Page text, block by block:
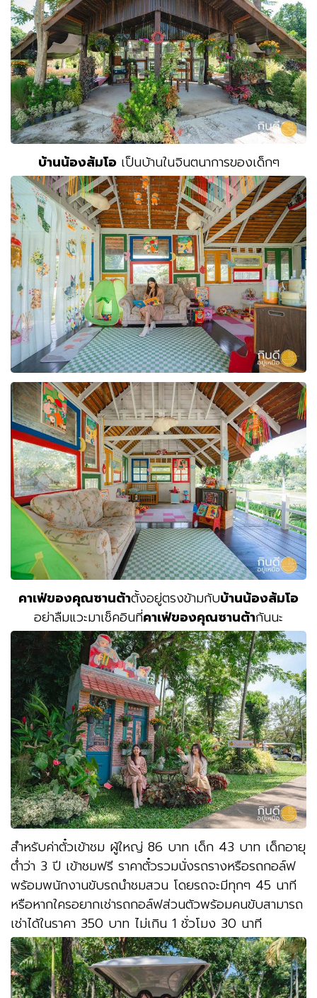
บ้านน้องส้มโอ เป็นบ้านในจินตนาการของเด็กๆ
คาเฟ่ของคุณซานต้าตั้งอยู่ตรงข้ามกับบ้านน้องส้มโอ
อย่าลืมแวะมาเช็คอินที่คาเฟ่ของคุณซานต้ากันนะ
สำหรับค่าตั๋วเข้าชม ผู้ใหญ่ 86 บาท เด็ก 43 บาท เด็กอายุ
ต่ำว่า 3 ปี เข้าชมฟรี ราคาตั๋วรวมนั่งรถรางหรือรถกอล์ฟ
พร้อมพนักงานขับรถนำชมสวน โดยรถจะมีทุกๆ 45 นาที
หรือหากใครอยากเช่ารถกอล์ฟส่วนตัวพร้อมคนขับสามารถ
เช่าได้ในราคา 350 บาท ไม่เกิน 1 ชั่วโมง 30 นาที